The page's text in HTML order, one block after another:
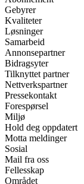
Gebyrer
Kvaliteter
Løsninger
Samarbeid
Annonsepartner
Bidragsyter
Tilknyttet partner
Nettverkspartner
Pressekontakt
Forespørsel
Miljø
Hold deg oppdatert
Motta meldinger
Sosial
Mail fra oss
Fellesskap
Området